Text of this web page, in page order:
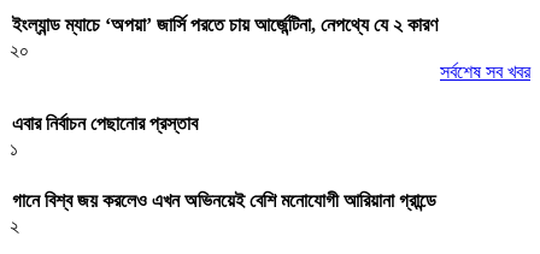
ইংল্যান্ড ম্যাচে ‘অপয়া’ জার্সি পরতে চায় আর্জেন্টিনা, নেপথ্যে যে ২ কারণ
২০
সর্বশেষ সব খবর
এবার নির্বাচন পেছানোর প্রস্তাব
১
গানে বিশ্ব জয় করলেও এখন অভিনয়েই বেশি মনোযোগী আরিয়ানা গ্রান্ডে
২